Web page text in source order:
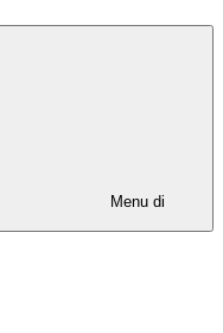
Menu di